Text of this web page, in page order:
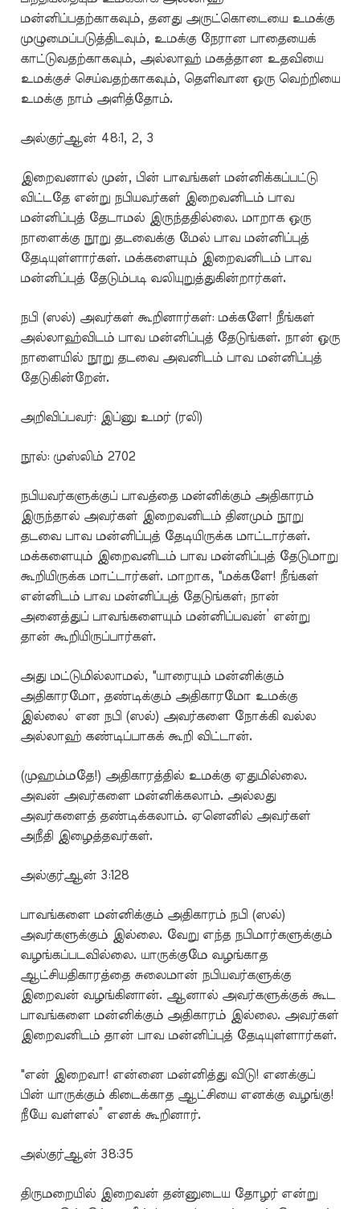
மன்னிப்பதற்காகவும், தனது அருட்கொடையை உமக்கு
முழுமைப்படுத்திடவும், உமக்கு நேரான பாதையைக்
காட்டுவதற்காகவும், அல்லாஹ் மகத்தான உதவியை
உமக்குச் செய்வதற்காகவும், தெளிவான ஒரு வெற்றியை
உமக்கு நாம் அளித்தோம்.
அல்குர்ஆன் 48:1, 2, 3
இறைவனால் முன், பின் பாவங்கள் மன்னிக்கப்பட்டு
விட்டதே என்று நபியவர்கள் இறைவனிடம் பாவ
மன்னிப்புத் தேடாமல் இருந்ததில்லை. மாறாக ஒரு
நாளைக்கு நூறு தடவைக்கு மேல் பாவ மன்னிப்புத்
தேடியுள்ளார்கள். மக்களையும் இறைவனிடம் பாவ
மன்னிப்புத் தேடும்படி வலியுறுத்துகின்றார்கள்.
நபி (ஸல்) அவர்கள் கூறினார்கள்: மக்களே! நீங்கள்
அல்லாஹ்விடம் பாவ மன்னிப்புத் தேடுங்கள். நான் ஒரு
நாளையில் நூறு தடவை அவனிடம் பாவ மன்னிப்புத்
தேடுகின்றேன்.
அறிவிப்பவர்: இப்னு உமர் (ரலி)
நூல்: முஸ்லிம் 2702
நபியவர்களுக்குப் பாவத்தை மன்னிக்கும் அதிகாரம்
இருந்தால் அவர்கள் இறைவனிடம் தினமும் நூறு
தடவை பாவ மன்னிப்புத் தேடியிருக்க மாட்டார்கள்.
மக்களையும் இறைவனிடம் பாவ மன்னிப்புத் தேடுமாறு
கூறியிருக்க மாட்டார்கள். மாறாக, "மக்களே! நீங்கள்
என்னிடம் பாவ மன்னிப்புத் தேடுங்கள்; நான்
அனைத்துப் பாவங்களையும் மன்னிப்பவன்’ என்று
தான் கூறியிருப்பார்கள்.
அது மட்டுமில்லாமல், "யாரையும் மன்னிக்கும்
அதிகாரமோ, தண்டிக்கும் அதிகாரமோ உமக்கு
இல்லை’ என நபி (ஸல்) அவர்களை நோக்கி வல்ல
அல்லாஹ் கண்டிப்பாகக் கூறி விட்டான்.
(முஹம்மதே!) அதிகாரத்தில் உமக்கு ஏதுமில்லை.
அவன் அவர்களை மன்னிக்கலாம். அல்லது
அவர்களைத் தண்டிக்கலாம். ஏனெனில் அவர்கள்
அநீதி இழைத்தவர்கள்.
அல்குர்ஆன் 3:128
பாவங்களை மன்னிக்கும் அதிகாரம் நபி (ஸல்)
அவர்களுக்கும் இல்லை. வேறு எந்த நபிமார்களுக்கும்
வழங்கப்படவில்லை. யாருக்குமே வழங்காத
ஆட்சியதிகாரத்தை சுலைமான் நபியவர்களுக்கு
இறைவன் வழங்கினான். ஆனால் அவர்களுக்குக் கூட
பாவங்களை மன்னிக்கும் அதிகாரம் இல்லை. அவர்கள்
இறைவனிடம் தான் பாவ மன்னிப்புத் தேடியுள்ளார்கள்.
"என் இறைவா! என்னை மன்னித்து விடு! எனக்குப்
பின் யாருக்கும் கிடைக்காத ஆட்சியை எனக்கு வழங்கு!
நீயே வள்ளல்” எனக் கூறினார்.
அல்குர்ஆன் 38:35
திருமறையில் இறைவன் தன்னுடைய தோழர் என்று